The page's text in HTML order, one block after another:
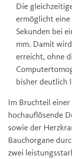
Die
ermöglicht
Sekunden bei
mm. Damit
erreicht, ohne
bisher deutlich
Im Bruchteil
hochauflösende
sowie der
Bauchorgane
zwei